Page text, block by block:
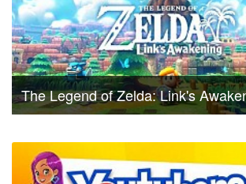
The Legend of Zelda: Link's